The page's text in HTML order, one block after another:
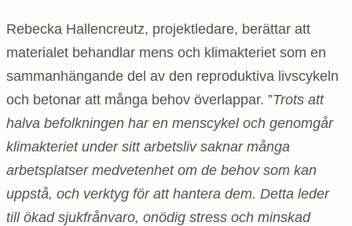
Rebecka Hallencreutz, projektledare, berättar att
materialet behandlar mens och klimakteriet som en
sammanhängande del av den reproduktiva livscykeln
och betonar att många behov överlappar. ”Trots att
halva befolkningen har en menscykel och genomgår
klimakteriet under sitt arbetsliv saknar många
arbetsplatser medvetenhet om de behov som kan
uppstå, och verktyg för att hantera dem. Detta leder
till ökad sjukfrånvaro, onödig stress och minskad